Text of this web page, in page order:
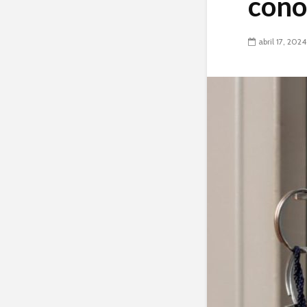
abril 17, 2024